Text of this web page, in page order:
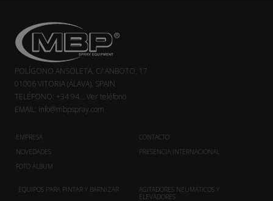
POLÍGONO ANSOLETA, C/ ANBOTO, 17
01006 VITORIA (ÁLAVA). SPAIN
TELÉFONO: +34 94... Ver teléfono
EMAIL: info@mbpspray.com
EMPRESA
NOVEDADES
FOTO ÁLBUM
CONTACTO
PRESENCIA INTERNACIONAL
EQUIPOS PARA PINTAR Y BARNIZAR
AGITADORES NEUMÁTICOS Y
ELEVADORES